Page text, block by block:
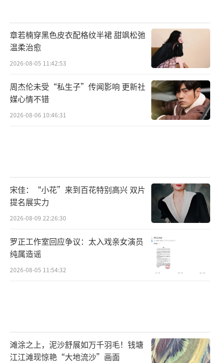
盟。
章若楠穿黑色皮衣配格纹半裙 甜飒松弛
温柔治愈
2026-08-05 11:42:53
周杰伦未受“私生子”传闻影响 更新社
媒心情不错
2026-08-06 10:46:31
宋佳：“小花”来到百花特别高兴 双片
提名展实力
2026-08-09 22:26:30
罗正工作室回应争议：太入戏亲女演员
纯属造谣
2026-08-05 11:54:32
滩涂之上，泥沙舒展如万千羽毛！钱塘
江江滩现惊艳“大地流沙”画面